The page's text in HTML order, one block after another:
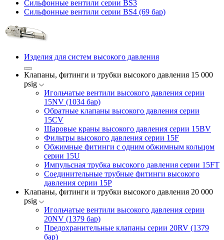
Сильфонные вентили серии BS3
Сильфонные вентили серии BS4 (69 бар)
Изделия для систем высокого давления
Клапаны, фитинги и трубки высокого давления 15 000
psig
Игольчатые вентили высокого давления серии
15NV (1034 бар)
Обратные клапаны высокого давления серии
15CV
Шаровые краны высокого давления серии 15BV
Фильтры высокого давления серии 15F
Обжимные фитинги с одним обжимным кольцом
серии 15U
Импульсная трубка высокого давления серии 15FT
Соединительные трубные фитинги высокого
давления серии 15P
Клапаны, фитинги и трубки высокого давления 20 000
psig
Игольчатые вентили высокого давления серии
20NV (1379 бар)
Предохранительные клапаны серии 20RV (1379
бар)